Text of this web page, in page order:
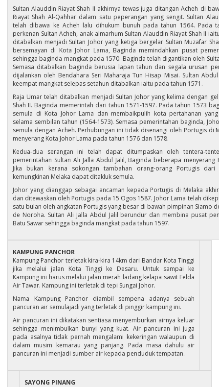
Sultan Alauddin Riayat Shah II akhirnya tewas juga ditangan Acheh di
Riayat Shah Al-Qahhar dalam satu peperangan yang sengit. Sultan
telah dibawa ke Acheh lalu dihukum bunuh pada tahun 1564. Pada
perkenan Sultan Acheh, anak almarhum Sultan Alauddin Riayat Shah II
ditabalkan menjadi Sultan Johor yang ketiga bergelar Sultan Muzafar
bersemayan di Kota Johor Lama, Baginda memindahkan pusat
sehingga baginda mangkat pada 1570. Baginda telah digantikan oleh
Semasa ditabalkan baginda berusia lapan tahun dan segala urusan
dijalankan oleh Bendahara Seri Maharaja Tun Hisap Misai. Sultan Abdul
keempat mangkat selepas setahun ditabalkan iaitu pada tahun 1571.
Raja Umar telah ditabalkan menjadi Sultan Johor yang kelima dengan
Shah II. Baginda memerintah dari tahun 1571-1597. Pada tahun 1573
semula di Kota Johor Lama dan membaikpulih kota pertahanan
selama sembilan tahun (1564-1573). Semasa pemerintahan baginda,
semula dengan Acheh. Perhubungan ini tidak disenangi oleh Portugis di
menyerang Kota Johor Lama pada tahun 1576 dan 1578.
Kedua-dua serangan ini telah dapat ditumpaskan oleh tentera-
pemerintahan Sultan Ali Jalla Abdul Jalil, Baginda beberapa menyerang
Jika bukan kerana sokongan tambahan orang-orang Portugis
kemungkinan Melaka dapat ditakluk semula.
Johor yang dianggap sebagai ancaman kepada Portugis di Melaka
dan ditewaskan oleh Portugis pada 15 Ogos 1587. Johor Lama telah
satu bulan oleh angkatan Portugis yang besar di bawah pimpinan Siamo
de Noroha. Sultan Ali Jalla Abdul Jalil berundur dan membina pusat
Batu Sawar sehingga baginda mangkat pada tahun 1597.
KAMPUNG PANCHOR
Kampung Panchor terletak kira-kira 14km dari Bandar Kota Tinggi
jika melalui jalan Kota Tinggi ke Desaru. Untuk sampai ke
Kampung ini harus melalui jalan merah ladang kelapa sawit Felda
Air Tawar. Kampung ini terletak di tepi Sungai Johor.
Nama Kampung Panchor diambil sempena adanya sebuah
pancuran air semulajadi yang terletak di pinggir kampung ini.
Air pancuran ini dikatakan sentiasa menyemburkan airnya keluar
sehingga menimbulkan bunyi yang kuat. Air pancuran ini juga
pada asalnya tidak pernah mengalami kekeringan walaupun di
dalam musim kemarau yang panjang. Pada masa dahulu air
pancuran ini menjadi sumber air kepada penduduk tempatan.
SAYONG PINANG